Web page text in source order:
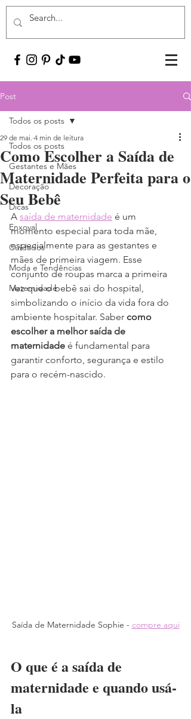
Post
Todos os posts
Gestantes e Mães
Decoração
Dicas
Enxoval
Cuidados
Moda e Tendências
Maternidade
Todos os posts
Como Escolher a Saída de
Maternidade Perfeita para o
Seu Bebê
29 de mai. 4 min de leitura
A saída de maternidade é um
momento especial para toda mãe,
especialmente para as gestantes e
mães de primeira viagem. Esse
conjunto de roupas marca a primeira
vez que o bebê sai do hospital,
simbolizando o início da vida fora do
ambiente hospitalar. Saber como
escolher a melhor saída de
maternidade é fundamental para
garantir conforto, segurança e estilo
para o recém-nascido.
Saída de Maternidade Sophie - compre aqui
O que é a saída de
maternidade e quando usá-
la